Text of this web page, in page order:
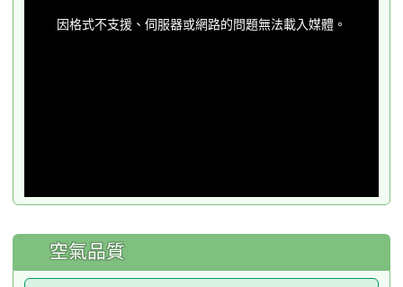
因格式不支援、伺服器或網路的問題無法載入媒體。
空氣品質